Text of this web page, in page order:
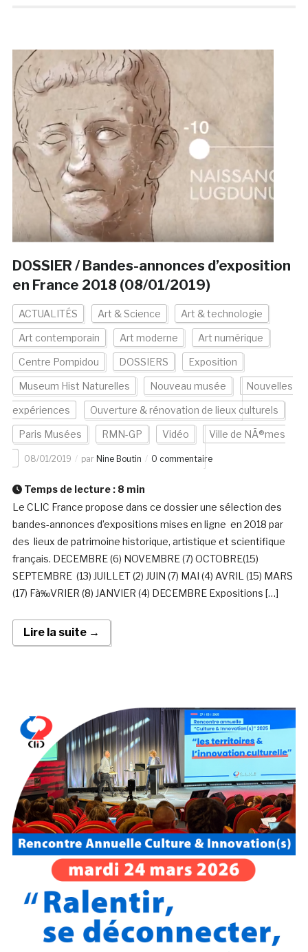
DOSSIER / Bandes-annonces d’exposition
en France 2018 (08/01/2019)
ACTUALITÉS Art & Science Art & technologie
Art contemporain Art moderne Art numérique
Centre Pompidou DOSSIERS Exposition
Museum Hist Naturelles Nouveau musée Nouvelles
expériences Ouverture & rénovation de lieux culturels
Paris Musées RMN-GP Vidéo Ville de NÃ®mes
08/01/2019 par Nine Boutin 0 commentaire
Temps de lecture : 8 min
Le CLIC France propose dans ce dossier une sélection des
bandes-annonces d’expositions mises en ligne en 2018 par
des lieux de patrimoine historique, artistique et scientifique
français. DECEMBRE (6) NOVEMBRE (7) OCTOBRE(15)
SEPTEMBRE (13) JUILLET (2) JUIN (7) MAI (4) AVRIL (15) MARS
(17) Fà‰VRIER (8) JANVIER (4) DECEMBRE Expositions […]
Lire la suite →